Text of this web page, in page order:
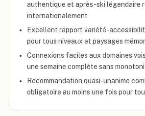
authentique et après-ski légendaire
internationalement
Excellent rapport variété-
pour tous niveaux et paysages
Connexions faciles aux domaines
une semaine complète sans
Recommandation quasi-unanime
obligatoire au moins une fois pour